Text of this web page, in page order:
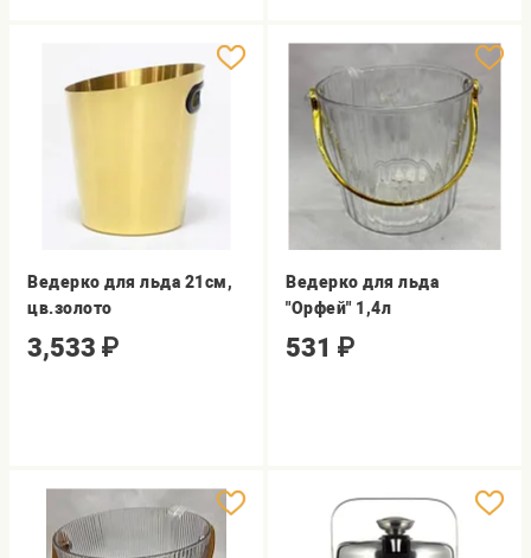
Ведерко для льда 21см,
цв.золото
3,533 ₽
Ведерко для льда
"Орфей" 1,4л
531 ₽